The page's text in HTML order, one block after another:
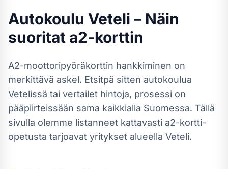
Autokoulu Veteli – Näin
suoritat a2-korttin
A2-moottoripyöräkorttin hankkiminen on
merkittävä askel. Etsitpä sitten autokoulua
Vetelissä tai vertailet hintoja, prosessi on
pääpiirteissään sama kaikkialla Suomessa. Tällä
sivulla olemme listanneet kattavasti a2-kortti-
opetusta tarjoavat yritykset alueella Veteli.